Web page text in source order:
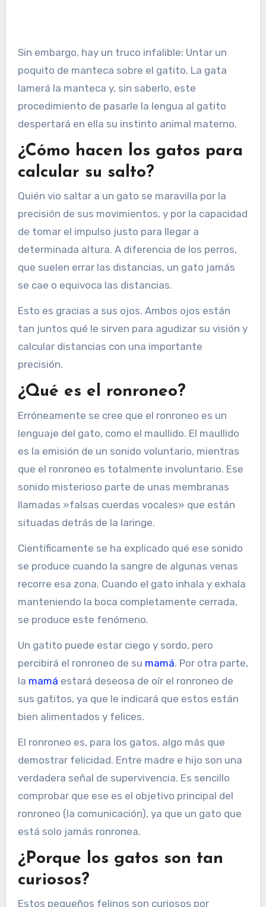
Sin embargo, hay un truco infalible: Untar un
poquito de manteca sobre el gatito. La gata
lamerá la manteca y, sin saberlo, este
procedimiento de pasarle la lengua al gatito
despertará en ella su instinto animal materno.
¿Cómo hacen los gatos para
calcular su salto?
Quién vio saltar a un gato se maravilla por la
precisión de sus movimientos, y por la capacidad
de tomar el impulso justo para llegar a
determinada altura. A diferencia de los perros,
que suelen errar las distancias, un gato jamás
se cae o equivoca las distancias.
Esto es gracias a sus ojos. Ambos ojos están
tan juntos qué le sirven para agudizar su visión y
calcular distancias con una importante
precisión.
¿Qué es el ronroneo?
Erróneamente se cree que el ronroneo es un
lenguaje del gato, como el maullido. El maullido
es la emisión de un sonido voluntario, mientras
que el ronroneo es totalmente involuntario. Ese
sonido misterioso parte de unas membranas
llamadas »falsas cuerdas vocales» que están
situadas detrás de la laringe.
Científicamente se ha explicado qué ese sonido
se produce cuando la sangre de algunas venas
recorre esa zona. Cuando el gato inhala y exhala
manteniendo la boca completamente cerrada,
se produce este fenómeno.
Un gatito puede estar ciego y sordo, pero
percibirá el ronroneo de su mamá. Por otra parte,
la mamá estará deseosa de oír el ronroneo de
sus gatitos, ya que le indicará que estos están
bien alimentados y felices.
El ronroneo es, para los gatos, algo más que
demostrar felicidad. Entre madre e hijo son una
verdadera señal de supervivencia. Es sencillo
comprobar que ese es el objetivo principal del
ronroneo (la comunicación), ya que un gato que
está solo jamás ronronea.
¿Porque los gatos son tan
curiosos?
Estos pequeños felinos son curiosos por